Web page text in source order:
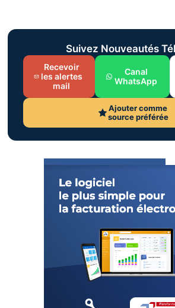
Suivez Nouveautés
Recevoir
les alertes
mail
Canal
WhatsApp
Ajouter comme
source préférée